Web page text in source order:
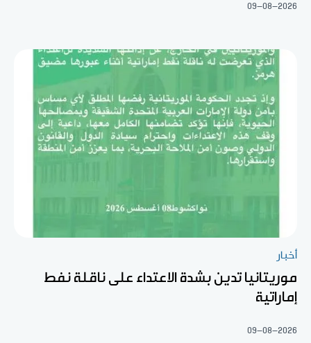
09-08-2026
أخبار
موريتانيا تدين بشدة الاعتداء على ناقلة نفط
إماراتية
09-08-2026